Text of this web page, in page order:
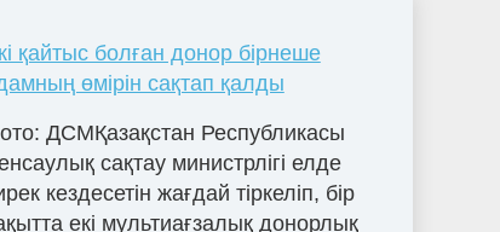
қайтыс болған донор бірнеше
өмірін сақтап қалды
ДСМҚазақстан Республикасы
сақтау министрлігі елде
кездесетін жағдай тіркеліп, бір
екі мультиағзалық донорлық